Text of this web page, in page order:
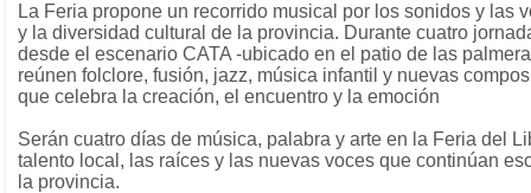
La Feria propone un recorrido musical por los sonidos y las
y la diversidad cultural de la provincia. Durante cuatro
desde el escenario CATA -ubicado en el patio de las
reúnen folclore, fusión, jazz, música infantil y nuevas
que celebra la creación, el encuentro y la emoción
Serán cuatro días de música, palabra y arte en la Feria del
talento local, las raíces y las nuevas voces que continúan
la provincia.